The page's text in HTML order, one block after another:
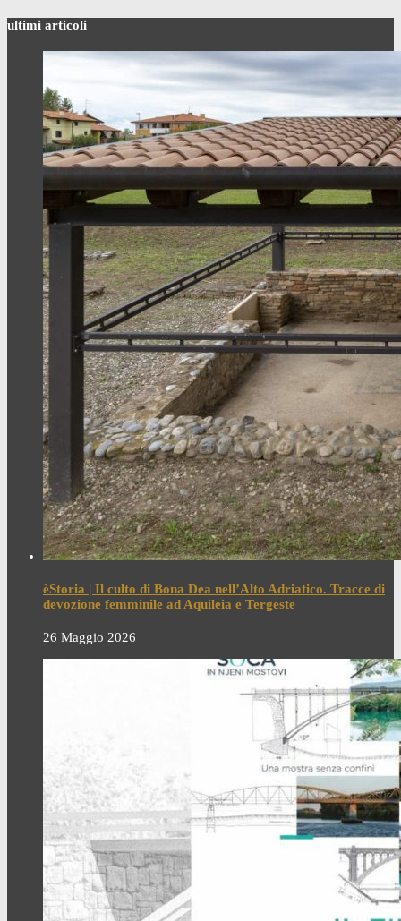
ultimi articoli
èStoria | Il culto di Bona Dea nell’Alto Adriatico. Tracce di
devozione femminile ad Aquileia e Tergeste
26 Maggio 2026